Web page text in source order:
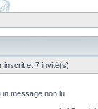
inscrit et 7 invité(s)
message non lu